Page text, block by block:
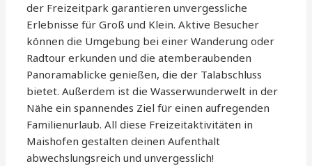
der Freizeitpark garantieren unvergessliche
Erlebnisse für Groß und Klein. Aktive Besucher
können die Umgebung bei einer Wanderung oder
Radtour erkunden und die atemberaubenden
Panoramablicke genießen, die der Talabschluss
bietet. Außerdem ist die Wasserwunderwelt in der
Nähe ein spannendes Ziel für einen aufregenden
Familienurlaub. All diese Freizeitaktivitäten in
Maishofen gestalten deinen Aufenthalt
abwechslungsreich und unvergesslich!